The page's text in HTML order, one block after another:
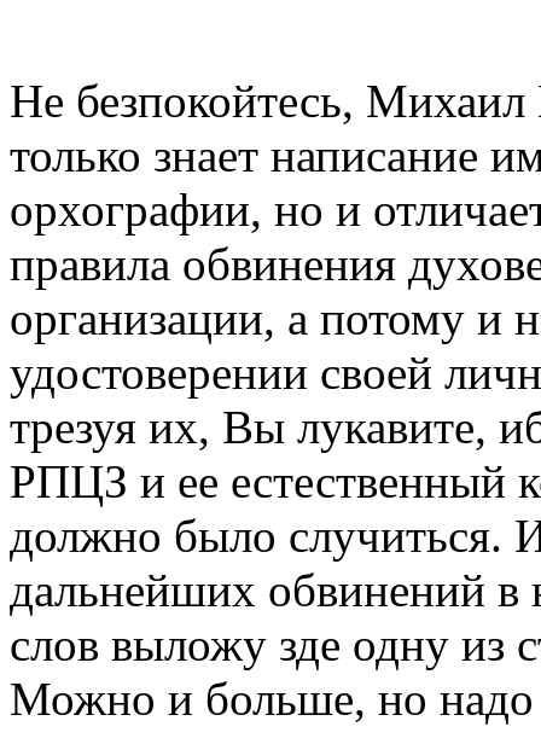
Не безпокойтесь,
только знает написание
орхографии, но и
правила обвинения
организации, а потому и
удостоверении своей
трезуя их, Вы лукавите,
РПЦЗ и ее естественный
должно было случиться.
дальнейших обвинений в
слов выложу зде одну из
Можно и больше, но надо